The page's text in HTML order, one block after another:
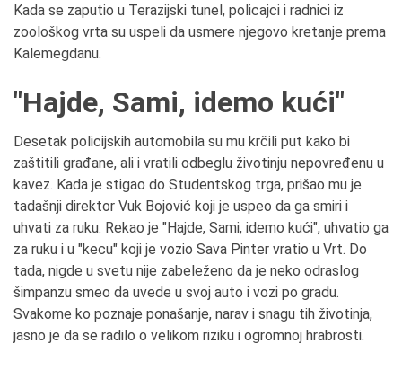
Kada se zaputio u Terazijski tunel, policajci i radnici iz
zoološkog vrta su uspeli da usmere njegovo kretanje prema
Kalemegdanu.
"Hajde, Sami, idemo kući"
Desetak policijskih automobila su mu krčili put kako bi
zaštitili građane, ali i vratili odbeglu životinju nepovređenu u
kavez. Kada je stigao do Studentskog trga, prišao mu je
tadašnji direktor Vuk Bojović koji je uspeo da ga smiri i
uhvati za ruku. Rekao je "Hajde, Sami, idemo kući", uhvatio ga
za ruku i u "kecu" koji je vozio Sava Pinter vratio u Vrt. Do
tada, nigde u svetu nije zabeleženo da je neko odraslog
šimpanzu smeo da uvede u svoj auto i vozi po gradu.
Svakome ko poznaje ponašanje, narav i snagu tih životinja,
jasno je da se radilo o velikom riziku i ogromnoj hrabrosti.